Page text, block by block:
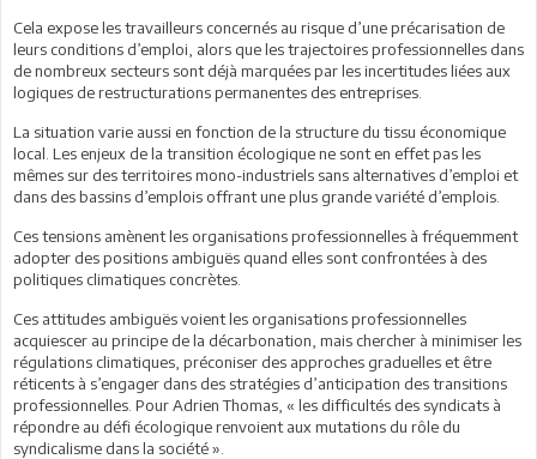
Cela expose les travailleurs concernés au risque d’une précarisation de
leurs conditions d’emploi, alors que les trajectoires professionnelles dans
de nombreux secteurs sont déjà marquées par les incertitudes liées aux
logiques de restructurations permanentes des entreprises.
La situation varie aussi en fonction de la structure du tissu économique
local. Les enjeux de la transition écologique ne sont en effet pas les
mêmes sur des territoires mono-industriels sans alternatives d’emploi et
dans des bassins d’emplois offrant une plus grande variété d’emplois.
Ces tensions amènent les organisations professionnelles à fréquemment
adopter des positions ambiguës quand elles sont confrontées à des
politiques climatiques concrètes.
Ces attitudes ambiguës voient les organisations professionnelles
acquiescer au principe de la décarbonation, mais chercher à minimiser les
régulations climatiques, préconiser des approches graduelles et être
réticents à s’engager dans des stratégies d’anticipation des transitions
professionnelles. Pour Adrien Thomas, « les difficultés des syndicats à
répondre au défi écologique renvoient aux mutations du rôle du
syndicalisme dans la société ».